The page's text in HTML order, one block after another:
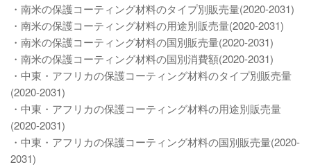
・南米の保護コーティング材料のタイプ別販売量(2020-2031)
・南米の保護コーティング材料の用途別販売量(2020-2031)
・南米の保護コーティング材料の国別販売量(2020-2031)
・南米の保護コーティング材料の国別消費額(2020-2031)
・中東・アフリカの保護コーティング材料のタイプ別販売量
(2020-2031)
・中東・アフリカの保護コーティング材料の用途別販売量
(2020-2031)
・中東・アフリカの保護コーティング材料の国別販売量(2020-
2031)